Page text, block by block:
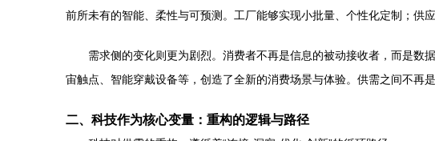
前所未有的智能、柔性与可预测。工厂能够实现小批量、个性化定制；供
需求侧的变化则更为剧烈。消费者不再是信息的被动接收者，而是
宙触点、智能穿戴设备等，创造了全新的消费场景与体验。供需之间不再
二、科技作为核心变量：重构的逻辑与路径